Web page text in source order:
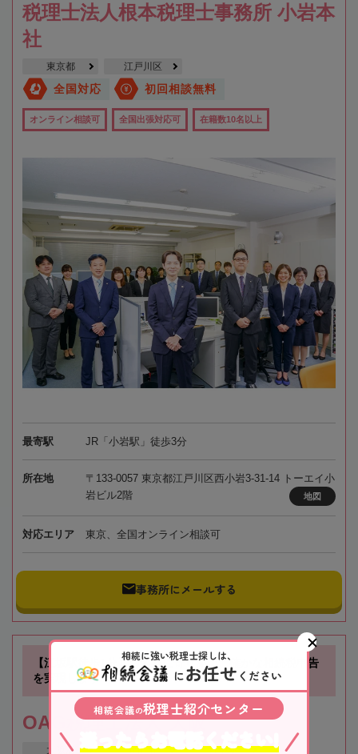
税理士法人根本税理士事務所 小岩本
社
東京都 江戸川区
全国対応 初回相談無料
オンライン相談可 全国出張対応可 在籍数10名以上
最寄駅 JR「小岩駅」徒歩3分
所在地
〒133-0057 東京都江戸川区西小岩3-31-14 トーエイ小
岩ビル2階
地図
対応エリア 東京、全国オンライン相談可
事務所にメールする
【江坂駅徒歩1分】お客様に寄り添い、確かな相続税申告
を実現します！
OAG税理士法人 大阪
大阪府 吹田市 江坂駅
相続に強い税理士探しは、
にお任せ ください
相続会議の税理士紹介センター